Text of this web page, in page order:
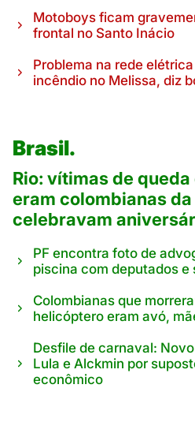
Motoboys ficam
frontal no Santo Inácio
Problema na rede
incêndio no Melissa, diz
Brasil.
Rio: vítimas de
eram colombianas
celebravam
PF encontra foto de
piscina com deputados e
Colombianas que
helicóptero eram avó,
Desfile de carnaval:
Lula e Alckmin por
econômico